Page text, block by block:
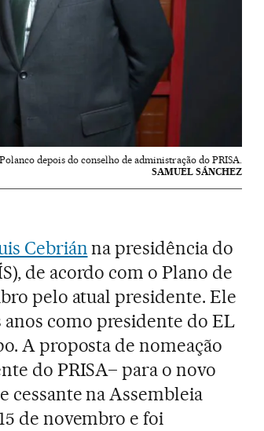
depois do conselho de administração do PRISA.
SAMUEL SÁNCHEZ
Cebriánna presidência do
de acordo com o Plano de
pelo atual presidente. Ele
como presidente do EL
A proposta de nomeação
do PRISA– para o novo
cessante na Assembleia
de novembro e foi